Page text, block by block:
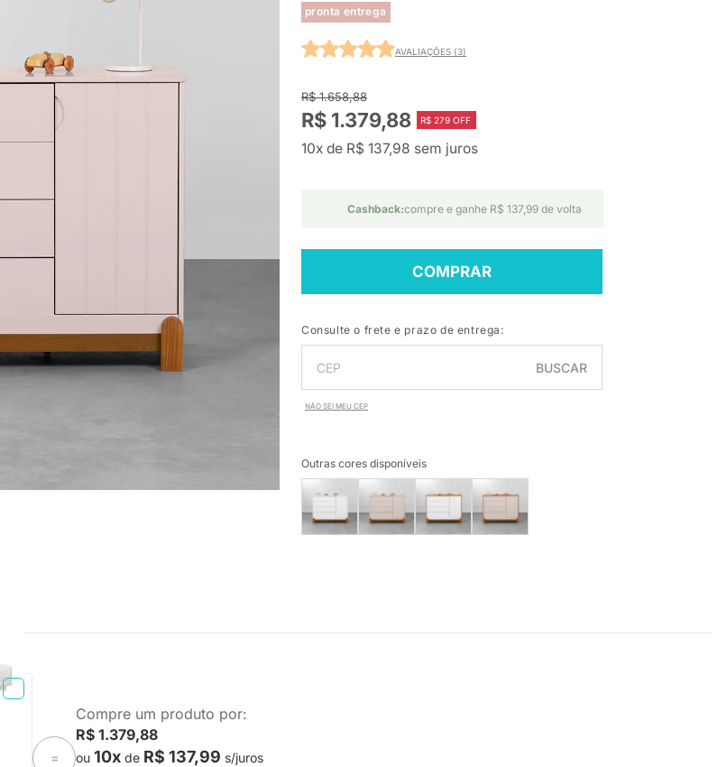
pronta entrega
AVALIAÇÕES (3)
R$ 1.658,88
R$ 1.379,88 R$ 279 OFF
10x de R$ 137,98 sem juros
Cashback:compre e ganhe R$ 137,99 de volta
COMPRAR
Consulte o frete e prazo de entrega:
BUSCAR
NÃO SEI MEU CEP
Outras cores disponíveis
=
Compre um produto por:
R$ 1.379,88
ou 10x de R$ 137,99 s/juros